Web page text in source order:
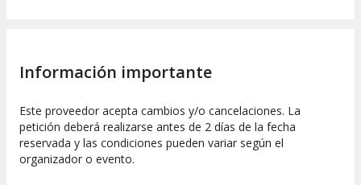
Información importante
Este proveedor acepta cambios y/o cancelaciones. La
petición deberá realizarse antes de 2 días de la fecha
reservada y las condiciones pueden variar según el
organizador o evento.